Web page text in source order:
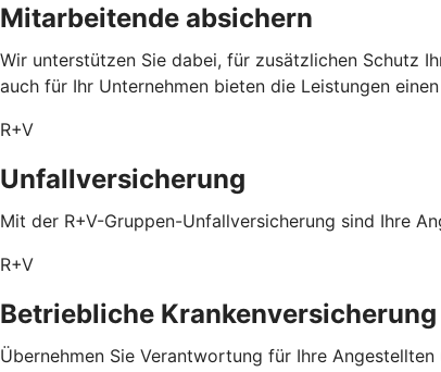
Mitarbeitende absichern
Wir unterstützen Sie dabei, für zusätzlichen Schutz
auch für Ihr Unternehmen bieten die Leistungen
R+V
Unfallversicherung
Mit der R+V-Gruppen-Unfallversicherung sind Ihre
R+V
Betriebliche Krankenversicherung
Übernehmen Sie Verantwortung für Ihre